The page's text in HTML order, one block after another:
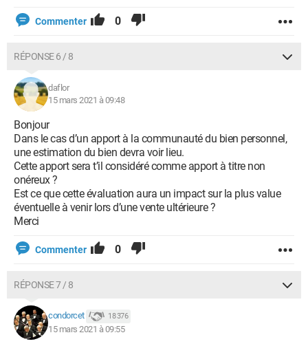
Commenter 0
RÉPONSE 6 / 8
daflor
15 mars 2021 à 09:48
Bonjour
Dans le cas d’un apport à la communauté du bien personnel,
une estimation du bien devra voir lieu.
Cette apport sera t’il considéré comme apport à titre non
onéreux ?
Est ce que cette évaluation aura un impact sur la plus value
éventuelle à venir lors d’une vente ultérieure ?
Merci
Commenter 0
RÉPONSE 7 / 8
condorcet 18 376
15 mars 2021 à 09:55